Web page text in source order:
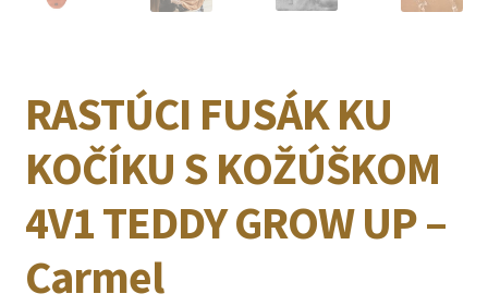
RASTÚCI FUSÁK KU
KOČÍKU S KOŽÚŠKOM
4V1 TEDDY GROW UP –
Carmel